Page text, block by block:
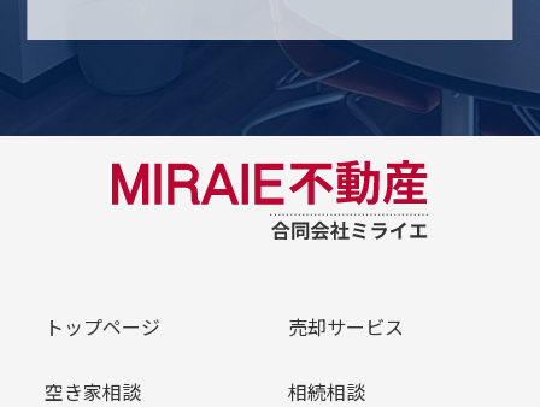
トップページ 売却サービス
空き家相談 相続相談